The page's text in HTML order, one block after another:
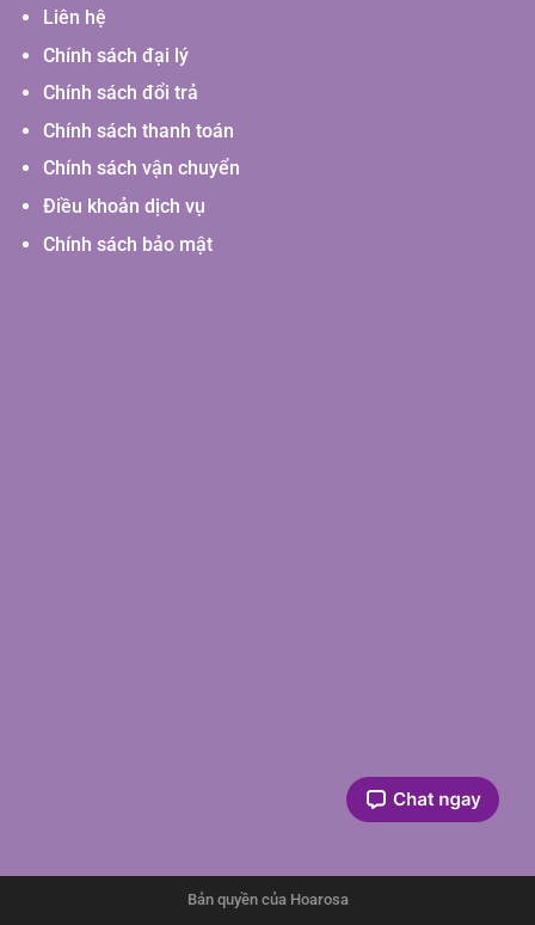
Liên hệ
Chính sách đại lý
Chính sách đổi trả
Chính sách thanh toán
Chính sách vận chuyển
Điều khoản dịch vụ
Chính sách bảo mật
Bản quyền của Hoarosa